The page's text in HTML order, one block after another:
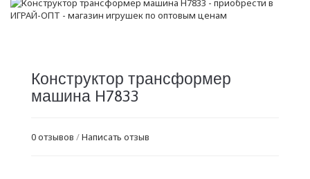
Конструктор трансформер
машина H7833
0 отзывов /Написать отзыв